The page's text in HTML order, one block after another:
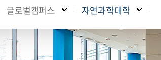
글로벌캠퍼스 자연과학대학